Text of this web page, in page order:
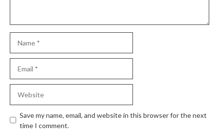
Save my name, email, and website in this browser for the next
time I comment.